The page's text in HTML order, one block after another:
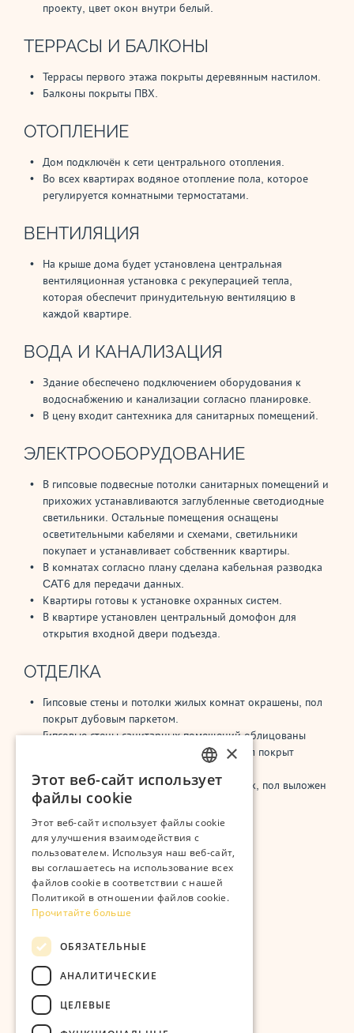
проекту, цвет окон внутри белый.
ТЕРРАСЫ И БАЛКОНЫ
Террасы первого этажа покрыты деревянным настилом.
Балконы покрыты ПВХ.
ОТОПЛЕНИЕ
Дом подключён к сети центрального отопления.
Во всех квартирах водяное отопление пола, которое
регулируется комнатными термостатами.
ВЕНТИЛЯЦИЯ
На крыше дома будет установлена ​​центральная
вентиляционная установка с рекуперацией тепла,
которая обеспечит принудительную вентиляцию в
каждой квартире.
ВОДА И КАНАЛИЗАЦИЯ
Здание обеспечено подключением оборудования к
водоснабжению и канализации согласно планировке.
В цену входит сантехника для санитарных помещений.
ЭЛЕКТРООБОРУДОВАНИЕ
В гипсовые подвесные потолки санитарных помещений и
прихожих устанавливаются заглубленные светодиодные
светильники. Остальные помещения оснащены
осветительными кабелями и схемами, светильники
покупает и устанавливает собственник квартиры.
В комнатах согласно плану сделана кабельная разводка
CAT6 для передачи данных.
Квартиры готовы к установке охранных систем.
В квартире установлен центральный домофон для
открытия входной двери подъезда.
ОТДЕЛКА
Гипсовые стены и потолки жилых комнат окрашены, пол
покрыт дубовым паркетом.
Гипсовые стены санитарных помещений облицованы
керамической плиткой или окрашены, пол покрыт
В саунах ольховый банный настил и полок, пол выложен
керамической плиткой.
Разработчик:
Строительная компания:
ESTONIAN
×
Этот веб-сайт использует
файлы cookie
Этот веб-сайт использует файлы cookie
для улучшения взаимодействия с
пользователем. Используя наш веб-сайт,
вы соглашаетесь на использование всех
файлов cookie в соответствии с нашей
Политикой в ​​отношении файлов cookie.
Прочитайте больше
ОБЯЗАТЕЛЬНЫЕ
АНАЛИТИЧЕСКИЕ
ЦЕЛЕВЫЕ